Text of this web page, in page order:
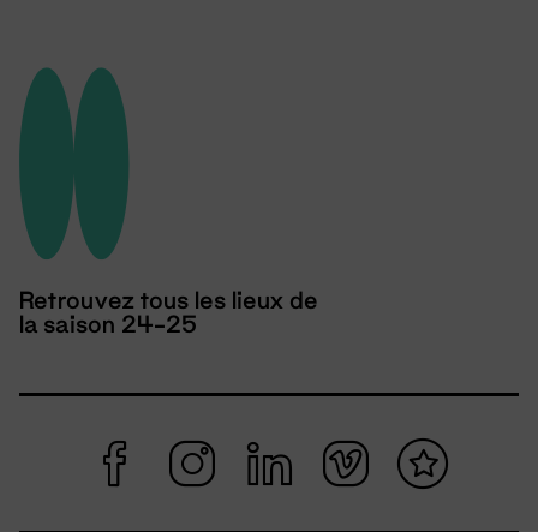
Retrouvez tous les lieux de
la saison 24-25